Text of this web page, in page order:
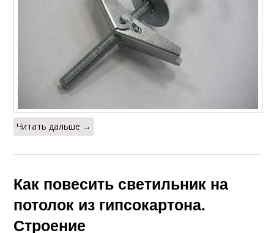
Читать дальше →
Как повесить светильник на
потолок из гипсокартона.
Строение